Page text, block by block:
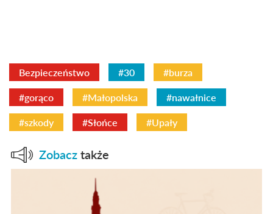
Bezpieczeństwo #30 #burza
#gorąco #Małopolska #nawałnice
#szkody #Słońce #Upały
Zobacz także